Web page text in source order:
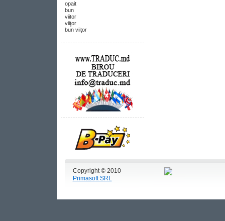
opait
bun
viitor
viiţor
bun viiţor
Copyright © 2010
Primasoft SRL